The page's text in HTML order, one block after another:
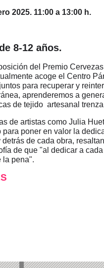
2025. 11:00 a 13:00 h.
8-12 años.
del Premio
acoge el Centro
para recuperar y
aprenderemos a
de tejido artesanal
de artistas como Julia
para poner en valor la
de cada obra,
de que "al dedicar a
la pena".